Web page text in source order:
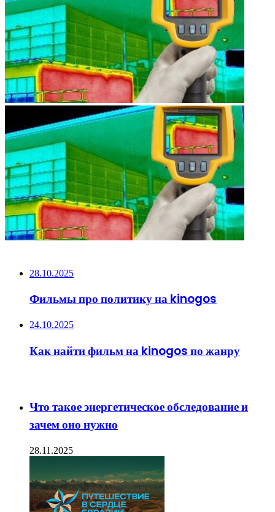
28.10.2025
Фильмы про политику на kinogos
24.10.2025
Как найти фильм на kinogos по жанру
Что такое энергетическое обследование и
зачем оно нужно
28.11.2025